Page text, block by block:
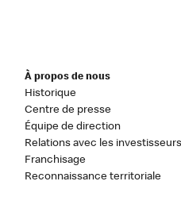
À propos de nous
Historique
Centre de presse
Équipe de direction
Relations avec les investisseurs
Franchisage
Reconnaissance territoriale